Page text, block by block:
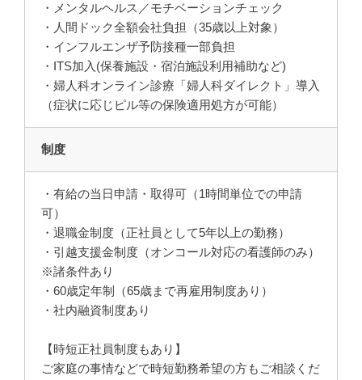
・メンタルヘルス／モチベーションチェック
・人間ドック全額会社負担（35歳以上対象）
・インフルエンザ予防接種一部負担
・ITS加入(保養施設・宿泊施設利用補助など)
・婦人科オンライン診療「婦人科ダイレクト」導入
（症状に応じピル等の保険適用処方が可能）
制度
・有給の当日申請・取得可（1時間単位での申請
可）
・退職金制度（正社員として5年以上の勤務）
・引越支援金制度（オンコール対応の看護師のみ）
※諸条件あり
・60歳定年制（65歳まで再雇用制度あり）
・社内融資制度あり
【時短正社員制度もあり】
ご家庭の事情などで時短勤務希望の方もご相談くだ